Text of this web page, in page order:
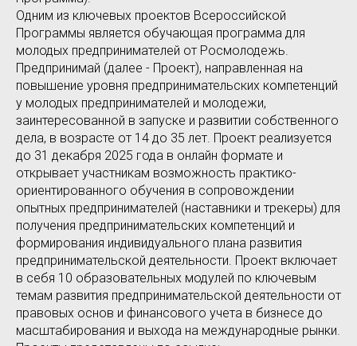
Одним из ключевых проектов Всероссийской
Программы является обучающая программа для
молодых предпринимателей от Росмолодежь.
Предпринимай (далее - Проект), направленная на
повышение уровня предпринимательских компетенций
у молодых предпринимателей и молодежи,
заинтересованной в запуске и развитии собственного
дела, в возрасте от 14 до 35 лет. Проект реализуется
до 31 декабря 2025 года в онлайн формате и
открывает участникам возможность практико-
ориентированного обучения в сопровождении
опытных предпринимателей (наставники и трекеры) для
получения предпринимательских компетенций и
формирования индивидуального плана развития
предпринимательской деятельности. Проект включает
в себя 10 образовательных модулей по ключевым
темам развития предпринимательской деятельности от
правовых основ и финансового учета в бизнесе до
масштабирования и выхода на международные рынки.